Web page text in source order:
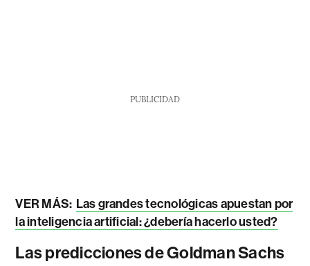
PUBLICIDAD
VER MÁS: Las grandes tecnológicas apuestan por
la inteligencia artificial: ¿debería hacerlo usted?
Las predicciones de Goldman Sachs